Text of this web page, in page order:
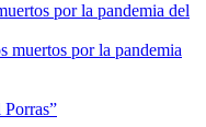
por la pandemia del
muertos por la pandemia